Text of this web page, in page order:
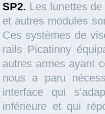
SP2. Les lunettes
et autres modules
Ces systèmes de
rails Picatinny
autres armes ayant
nous a paru
interface qui
inférieure et qui